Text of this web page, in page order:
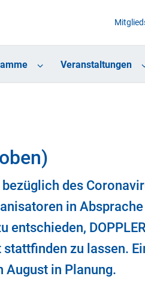
Veranstaltungen
des
in
zu lassen.
August in Planung.